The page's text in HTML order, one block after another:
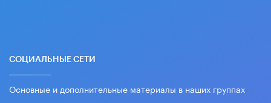
СОЦИАЛЬНЫЕ СЕТИ
Основные и дополнительные материалы в наших группах